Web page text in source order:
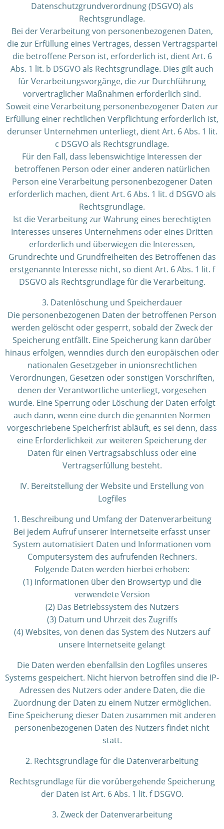
Datenschutzgrundverordnung (DSGVO) als
Rechtsgrundlage.
Bei der Verarbeitung von personenbezogenen Daten,
die zur Erfüllung eines Vertrages, dessen Vertragspartei
die betroffene Person ist, erforderlich ist, dient Art. 6
Abs. 1 lit. b DSGVO als Rechtsgrundlage. Dies gilt auch
für Verarbeitungsvorgänge, die zur Durchführung
vorvertraglicher Maßnahmen erforderlich sind.
Soweit eine Verarbeitung personenbezogener Daten zur
Erfüllung einer rechtlichen Verpflichtung erforderlich ist,
derunser Unternehmen unterliegt, dient Art. 6 Abs. 1 lit.
c DSGVO als Rechtsgrundlage.
Für den Fall, dass lebenswichtige Interessen der
betroffenen Person oder einer anderen natürlichen
Person eine Verarbeitung personenbezogener Daten
erforderlich machen, dient Art. 6 Abs. 1 lit. d DSGVO als
Rechtsgrundlage.
Ist die Verarbeitung zur Wahrung eines berechtigten
Interesses unseres Unternehmens oder eines Dritten
erforderlich und überwiegen die Interessen,
Grundrechte und Grundfreiheiten des Betroffenen das
erstgenannte Interesse nicht, so dient Art. 6 Abs. 1 lit. f
DSGVO als Rechtsgrundlage für die Verarbeitung.
3. Datenlöschung und Speicherdauer
Die personenbezogenen Daten der betroffenen Person
werden gelöscht oder gesperrt, sobald der Zweck der
Speicherung entfällt. Eine Speicherung kann darüber
hinaus erfolgen, wenndies durch den europäischen oder
nationalen Gesetzgeber in unionsrechtlichen
Verordnungen, Gesetzen oder sonstigen Vorschriften,
denen der Verantwortliche unterliegt, vorgesehen
wurde. Eine Sperrung oder Löschung der Daten erfolgt
auch dann, wenn eine durch die genannten Normen
vorgeschriebene Speicherfrist abläuft, es sei denn, dass
eine Erforderlichkeit zur weiteren Speicherung der
Daten für einen Vertragsabschluss oder eine
Vertragserfüllung besteht.
IV. Bereitstellung der Website und Erstellung von
Logfiles
1. Beschreibung und Umfang der Datenverarbeitung
Bei jedem Aufruf unserer Internetseite erfasst unser
System automatisiert Daten und Informationen vom
Computersystem des aufrufenden Rechners.
Folgende Daten werden hierbei erhoben:
(1) Informationen über den Browsertyp und die
verwendete Version
(2) Das Betriebssystem des Nutzers
(3) Datum und Uhrzeit des Zugriffs
(4) Websites, von denen das System des Nutzers auf
unsere Internetseite gelangt
Die Daten werden ebenfallsin den Logfiles unseres
Systems gespeichert. Nicht hiervon betroffen sind die IP-
Adressen des Nutzers oder andere Daten, die die
Zuordnung der Daten zu einem Nutzer ermöglichen.
Eine Speicherung dieser Daten zusammen mit anderen
personenbezogenen Daten des Nutzers findet nicht
statt.
2. Rechtsgrundlage für die Datenverarbeitung
Rechtsgrundlage für die vorübergehende Speicherung
der Daten ist Art. 6 Abs. 1 lit. f DSGVO.
3. Zweck der Datenverarbeitung